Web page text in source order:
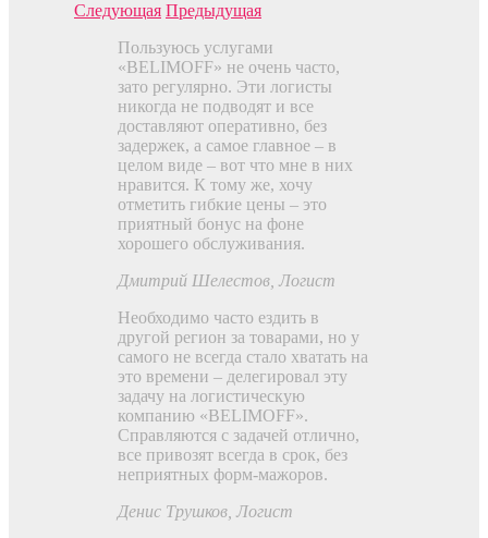
Следующая Предыдущая
Пользуюсь услугами
«BELIMOFF» не очень часто,
зато регулярно. Эти логисты
никогда не подводят и все
доставляют оперативно, без
задержек, а самое главное – в
целом виде – вот что мне в них
нравится. К тому же, хочу
отметить гибкие цены – это
приятный бонус на фоне
хорошего обслуживания.
Дмитрий Шелестов , Логист
Необходимо часто ездить в
другой регион за товарами, но у
самого не всегда стало хватать на
это времени – делегировал эту
задачу на логистическую
компанию «BELIMOFF».
Справляются с задачей отлично,
все привозят всегда в срок, без
неприятных форм-мажоров.
Денис Трушков , Логист